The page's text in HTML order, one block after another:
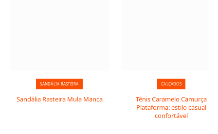
SANDÁLIA RASTEIRA
Sandália Rasteira Mula Manca
CALÇADOS
Tênis Caramelo Camurça
Plataforma: estilo casual
confortável